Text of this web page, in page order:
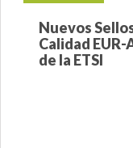
Nuevos
Calidad
de la ETSI